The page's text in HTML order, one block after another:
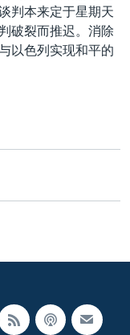
判本来定于星期天
破裂而推迟。消除
以色列实现和平的